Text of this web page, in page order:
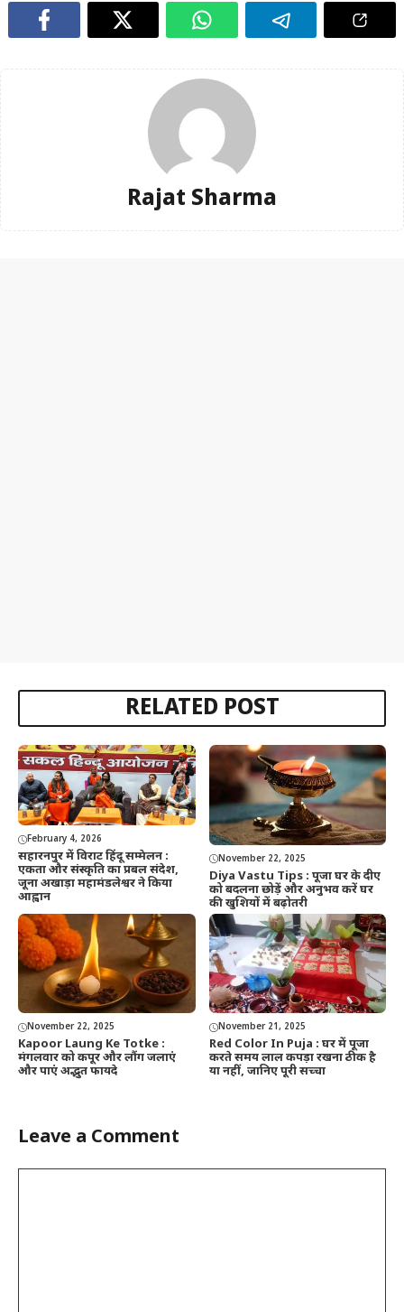
Rajat Sharma
RELATED POST
February 4, 2026
सहारनपुर में विराट हिंदू सम्मेलन :
एकता और संस्कृति का प्रबल संदेश,
जूना अखाड़ा महामंडलेश्वर ने किया
आह्वान
November 22, 2025
Diya Vastu Tips : पूजा घर के दीए
को बदलना छोड़ें और अनुभव करें घर
की खुशियों में बढ़ोतरी
November 22, 2025
Kapoor Laung Ke Totke :
मंगलवार को कपूर और लौंग जलाएं
और पाएं अद्भुत फायदे
November 21, 2025
Red Color In Puja : घर में पूजा
करते समय लाल कपड़ा रखना ठीक है
या नहीं, जानिए पूरी सच्चा
Leave a Comment